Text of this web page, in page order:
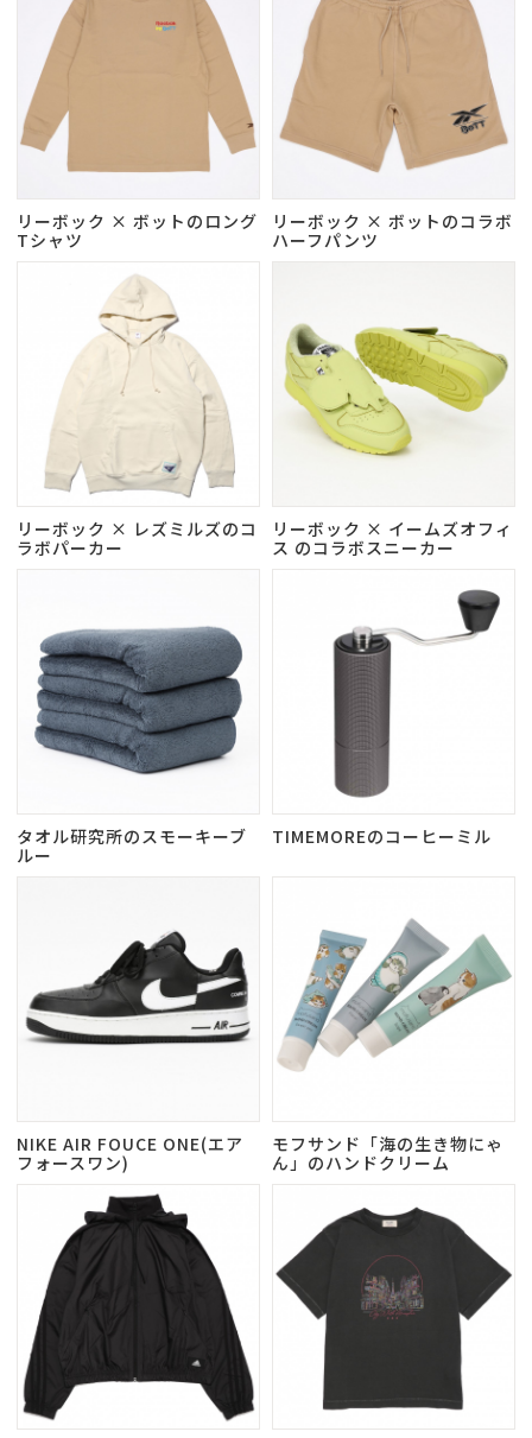
リーボック × ボットのロング
Tシャツ
リーボック × ボットのコラボ
ハーフパンツ
リーボック × レズミルズのコ
ラボパーカー
リーボック × イームズオフィ
ス のコラボスニーカー
タオル研究所のスモーキーブ
ルー
TIMEMOREのコーヒーミル
NIKE AIR FOUCE ONE(エア
フォースワン)
モフサンド「海の生き物にゃ
ん」のハンドクリーム